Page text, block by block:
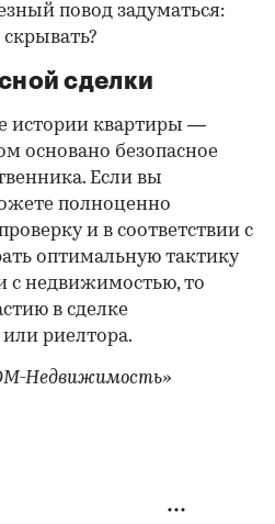
повод задуматься:
сделки
истории квартиры —
основано безопасное
Если вы
полноценно
и в соответствии с
оптимальную тактику
с недвижимостью, то
в сделке
риелтора.
Недвижимость»